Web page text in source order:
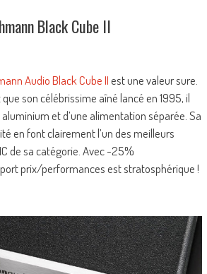
Black Cube II
Audio Black Cube IIest une valeur sure.
son célébrissime aîné lancé en 1995, il
et d’une alimentation séparée. Sa
en font clairement l’un des meilleurs
de sa catégorie. Avec -25%
prix/performances est stratosphérique !